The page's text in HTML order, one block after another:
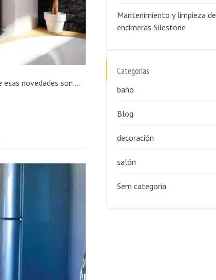
La innovación en la decoración de baños es una constante en la actualidad. Muchas de esas novedades son muy modernas y vanguardistas, sin embargo otras tienen sus orígenes en una estética del pasado, y sorprenden por su enorme impacto visual natural. Vamos a ver algunos consejos que le ayudarán a la hora de confeccionar la estética y la organización […]
Mantenimiento y limpieza de
encimeras Silestone
Categorías
baño
Blog
decoración
salón
Sem categoria